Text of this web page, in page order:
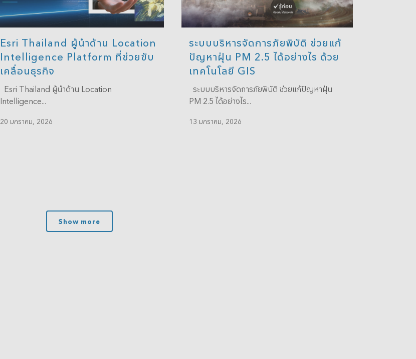
Esri Thailand ผู้นำด้าน Location
Intelligence Platform ที่ช่วยขับ
เคลื่อนธุรกิจ
Esri Thailand ผู้นำด้าน Location
Intelligence...
20 มกราคม, 2026
ระบบบริหารจัดการภัยพิบัติ ช่วยแก้
ปัญหาฝุ่น PM 2.5 ได้อย่างไร ด้วย
เทคโนโลยี GIS
ระบบบริหารจัดการภัยพิบัติ ช่วยแก้ปัญหาฝุ่น
PM 2.5 ได้อย่างไร...
13 มกราคม, 2026
Show more